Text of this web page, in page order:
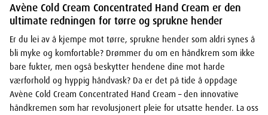
Avène Cold Cream Concentrated Hand Cream er den
ultimate redningen for tørre og sprukne hender
Er du lei av å kjempe mot tørre, sprukne hender som aldri synes å
bli myke og komfortable? Drømmer du om en håndkrem som ikke
bare fukter, men også beskytter hendene dine mot harde
værforhold og hyppig håndvask? Da er det på tide å oppdage
Avène Cold Cream Concentrated Hand Cream – den innovative
håndkremen som har revolusjonert pleie for utsatte hender. La oss